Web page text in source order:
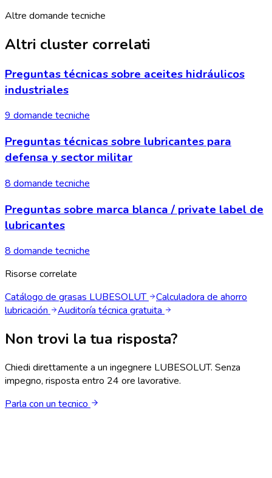
Altre domande tecniche
Altri cluster correlati
Preguntas técnicas sobre aceites hidráulicos
industriales
9 domande tecniche
Preguntas técnicas sobre lubricantes para
defensa y sector militar
8 domande tecniche
Preguntas sobre marca blanca / private label de
lubricantes
8 domande tecniche
Risorse correlate
Catálogo de grasas LUBESOLUT
Calculadora de ahorro
lubricación
Auditoría técnica gratuita
Non trovi la tua risposta?
Chiedi direttamente a un ingegnere LUBESOLUT. Senza
impegno, risposta entro 24 ore lavorative.
Parla con un tecnico